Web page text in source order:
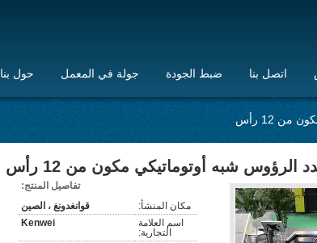
حول بنا جولة في المعمل ضبط الجودة اتصل بنا
12 رأس
الرؤوس شبه أوتوماتيكي مكون من 12 رأس
تفاصيل المنتج:
مكان المنشأ:
قوانغدونغ ، الصين
اسم العلامة
التجارية:
Kenwei